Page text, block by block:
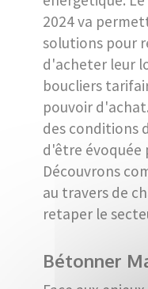
2024 va
solutions pour
d'acheter leur
boucliers
pouvoir
des conditions
d'être évoquée
Découvrons
au travers de
retaper le
Bétonner
Hériter d'une maison